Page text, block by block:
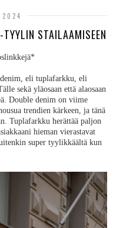
2024
STAILAAMISEEN
eli tuplafarkku, eli
sekä yläosaan että alaosaan
Double denim on viime
trendien kärkeen, ja tänä
Tuplafarkku herättää paljon
hieman vierastavat
super tyylikkäältä kun